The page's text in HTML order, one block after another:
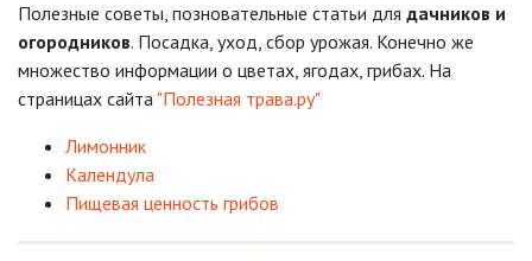
Полезные советы, позновательные статьи для дачников и
огородников. Посадка, уход, сбор урожая. Конечно же
множество информации о цветах, ягодах, грибах. На
страницах сайта "Полезная трава.ру"
Лимонник
Календула
Пищевая ценность грибов